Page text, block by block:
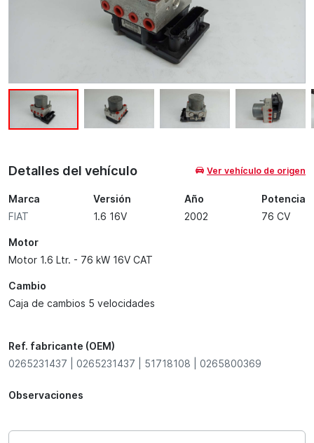
Detalles del vehículo Ver vehículo de origen
Marca
FIAT
Versión
1.6 16V
Año
2002
Potencia
76 CV
Motor
Motor 1.6 Ltr. - 76 kW 16V CAT
Cambio
Caja de cambios 5 velocidades
Ref. fabricante (OEM)
0265231437 | 0265231437 | 51718108 | 0265800369
Observaciones